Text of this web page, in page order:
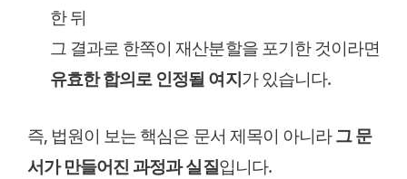
한 뒤
그 결과로 한쪽이 재산분할을 포기한 것이라면
유효한 합의로 인정될 여지가 있습니다.
즉, 법원이 보는 핵심은 문서 제목이 아니라그 문
서가 만들어진 과정과 실질입니다.